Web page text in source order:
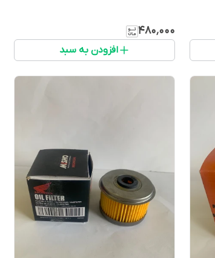
۴۸۰٬۰۰۰
افزودن به سبد